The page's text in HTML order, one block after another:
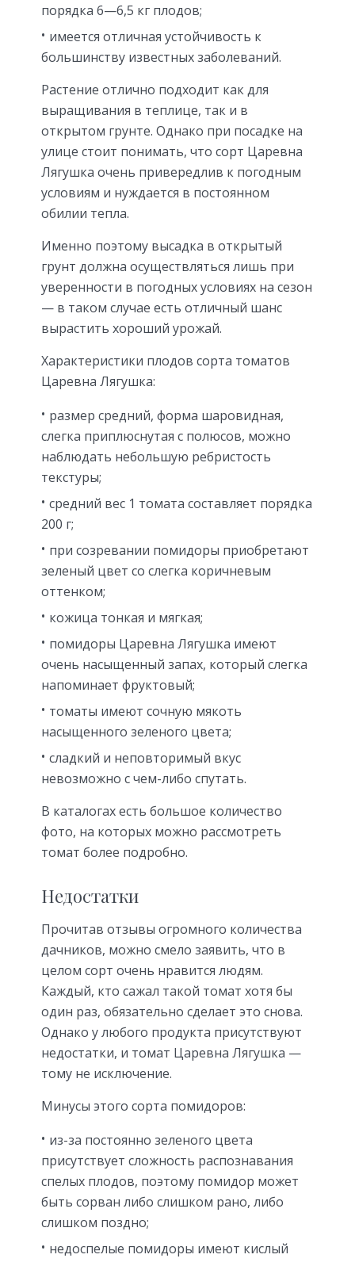
порядка 6—6,5 кг плодов;
имеется отличная устойчивость к
большинству известных заболеваний.
Растение отлично подходит как для
выращивания в теплице, так и в
открытом грунте. Однако при посадке на
улице стоит понимать, что сорт Царевна
Лягушка очень привередлив к погодным
условиям и нуждается в постоянном
обилии тепла.
Именно поэтому высадка в открытый
грунт должна осуществляться лишь при
уверенности в погодных условиях на сезон
— в таком случае есть отличный шанс
вырастить хороший урожай.
Характеристики плодов сорта томатов
Царевна Лягушка:
размер средний, форма шаровидная,
слегка приплюснутая с полюсов, можно
наблюдать небольшую ребристость
текстуры;
средний вес 1 томата составляет порядка
200 г;
при созревании помидоры приобретают
зеленый цвет со слегка коричневым
оттенком;
кожица тонкая и мягкая;
помидоры Царевна Лягушка имеют
очень насыщенный запах, который слегка
напоминает фруктовый;
томаты имеют сочную мякоть
насыщенного зеленого цвета;
сладкий и неповторимый вкус
невозможно с чем-либо спутать.
В каталогах есть большое количество
фото, на которых можно рассмотреть
томат более подробно.
Недостатки
Прочитав отзывы огромного количества
дачников, можно смело заявить, что в
целом сорт очень нравится людям.
Каждый, кто сажал такой томат хотя бы
один раз, обязательно сделает это снова.
Однако у любого продукта присутствуют
недостатки, и томат Царевна Лягушка —
тому не исключение.
Минусы этого сорта помидоров:
из-за постоянно зеленого цвета
присутствует сложность распознавания
спелых плодов, поэтому помидор может
быть сорван либо слишком рано, либо
слишком поздно;
недоспелые помидоры имеют кислый